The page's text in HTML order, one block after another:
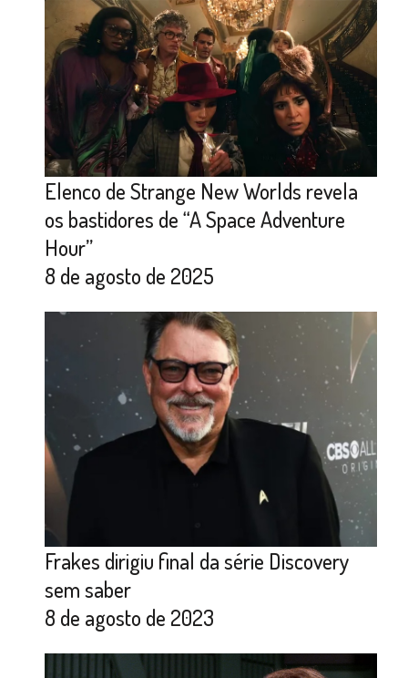
Elenco de Strange New Worlds revela
os bastidores de “A Space Adventure
Hour”
8 de agosto de 2025
Frakes dirigiu final da série Discovery
sem saber
8 de agosto de 2023